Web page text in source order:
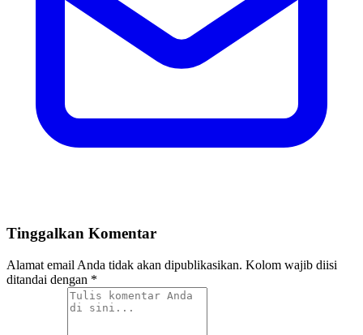
Tinggalkan Komentar
Alamat email Anda tidak akan dipublikasikan. Kolom wajib diisi
ditandai dengan *